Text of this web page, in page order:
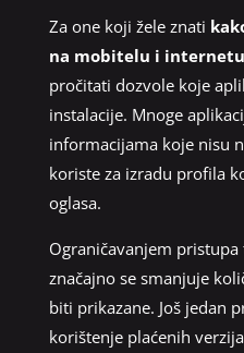
Za one koji žele znati
na mobitelu i internetu
pročitati dozvole koje
instalacije. Mnoge
informacijama koje nisu
koriste za izradu profila
oglasa.
Ograničavanjem
značajno se smanjuje
biti prikazane. Još jedan
korištenje plaćenih